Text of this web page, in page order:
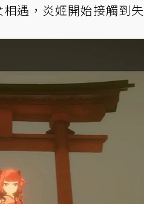
相遇，炎姬開始接觸